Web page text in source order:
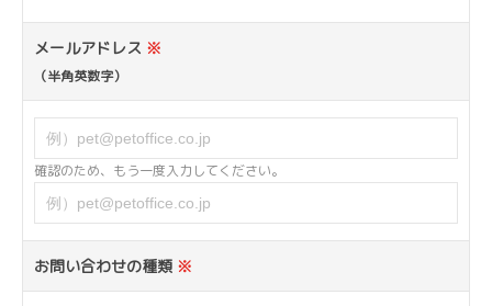
メールアドレス ※
（半角英数字）
確認のため、もう一度入力してください。
お問い合わせの種類 ※